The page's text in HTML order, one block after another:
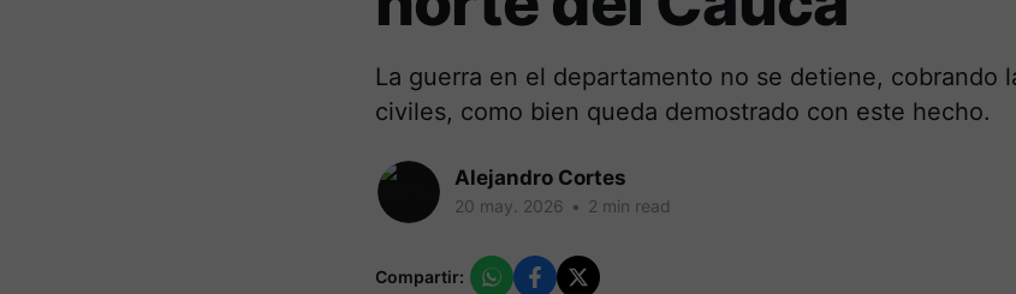
La guerra en el departamento no se detiene, cobrando
civiles, como bien queda demostrado con este hecho.
Alejandro Cortes
20 may. 2026 • 2 min read
Compartir: